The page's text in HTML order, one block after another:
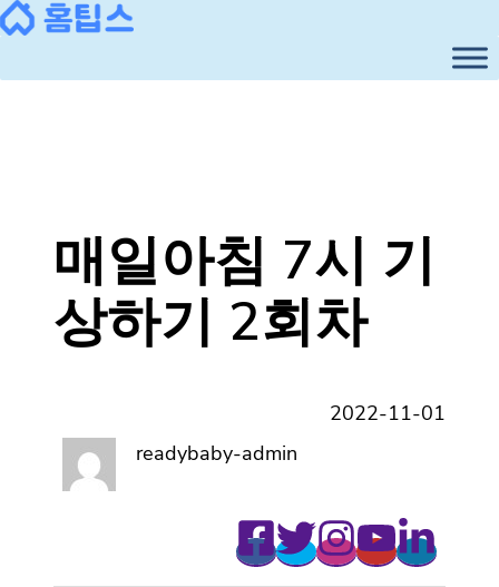
콘
텐
츠
매일아침 7시 기
상하기 2회차
2022-11-01
readybaby-admin